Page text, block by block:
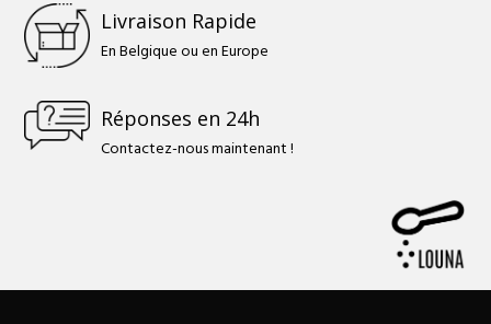
Livraison Rapide
En Belgique ou en Europe
Réponses en 24h
Contactez-nous maintenant !